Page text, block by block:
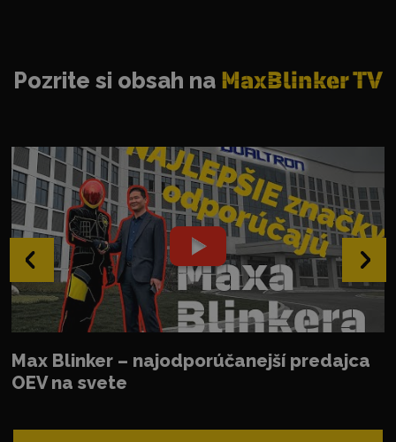
Pozrite si obsah na MaxBlinker TV
Max Blinker – najodporúčanejší predajca
OEV na svete
‹ ›